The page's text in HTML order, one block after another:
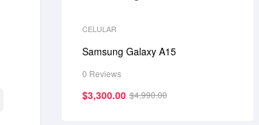
CELULAR
Samsung Galaxy A15
0 Reviews
$4,990.00
$3,300.00